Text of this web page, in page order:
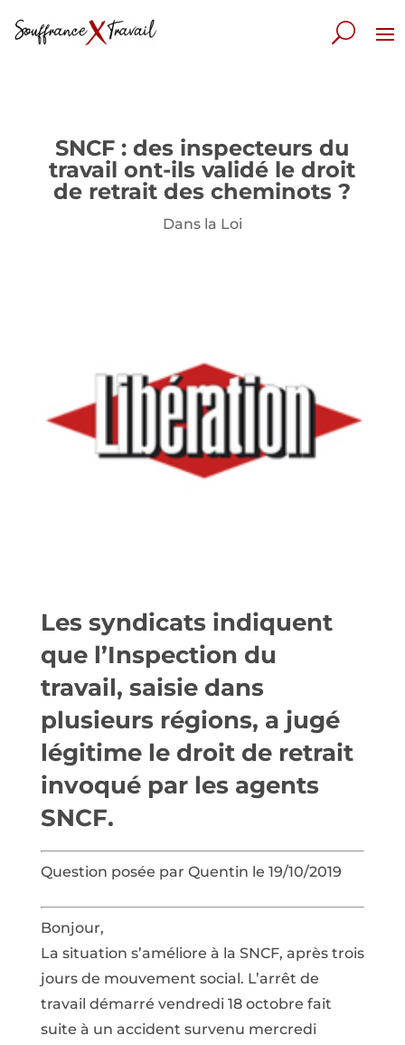
SNCF : des inspecteurs du
travail ont-ils validé le droit
de retrait des cheminots ?
Dans la Loi
Les syndicats indiquent
que l’Inspection du
travail, saisie dans
plusieurs régions, a jugé
légitime le droit de retrait
invoqué par les agents
SNCF.
Question posée par Quentin le 19/10/2019
Bonjour,
La situation s’améliore à la SNCF, après trois
jours de mouvement social. L’arrêt de
travail démarré vendredi 18 octobre fait
suite à un accident survenu mercredi